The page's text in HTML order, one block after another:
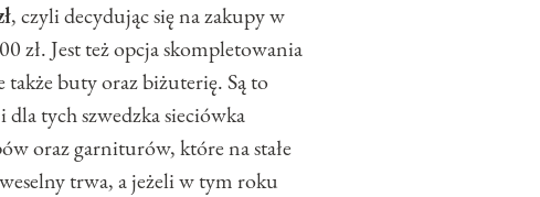
, czyli decydując się na zakupy w
Jest też opcja skompletowania
buty oraz biżuterię. Są to
tych szwedzka sieciówka
oraz garniturów, które na stałe
trwa, a jeżeli w tym roku